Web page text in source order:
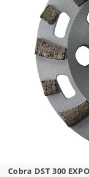
Cobra DST 300